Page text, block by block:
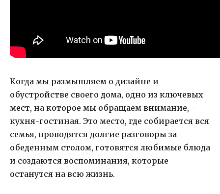
Когда мы размышляем о дизайне и
обустройстве своего дома, одно из ключевых
мест, на которое мы обращаем внимание, –
кухня-гостиная. Это место, где собирается вся
семья, проводятся долгие разговоры за
обеденным столом, готовятся любимые блюда
и создаются воспоминания, которые
останутся на всю жизнь.